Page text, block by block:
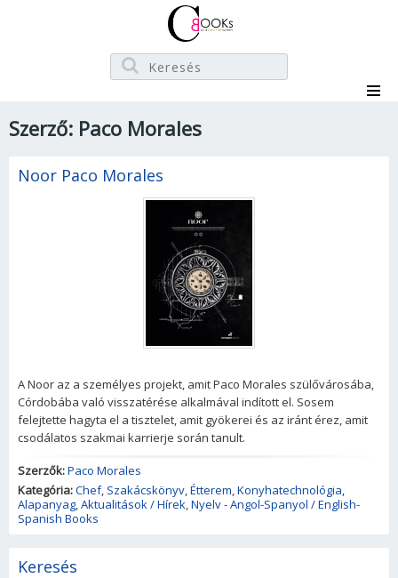
Szerző: Paco Morales
Noor Paco Morales
A Noor az a személyes projekt, amit Paco Morales szülővárosába,
Córdobába való visszatérése alkalmával indított el. Sosem
felejtette hagyta el a tisztelet, amit gyökerei és az iránt érez, amit
csodálatos szakmai karrierje során tanult.
Szerzők:Paco Morales
Kategória:Chef, Szakácskönyv,Étterem,Konyhatechnológia,
Alapanyag,Aktualitások / Hírek,Nyelv - Angol-Spanyol / English-
Spanish Books
Keresés